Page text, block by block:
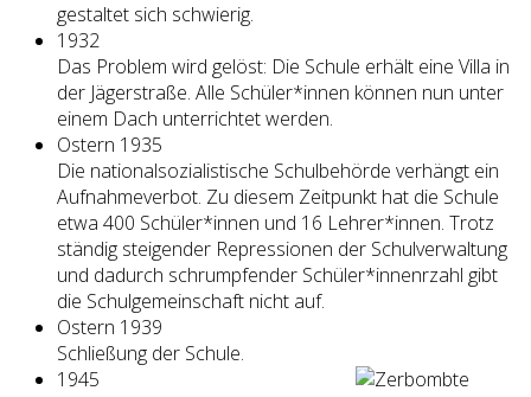
gestaltet sich schwierig.
1932
Das Problem wird gelöst: Die Schule erhält eine Villa in
der Jägerstraße. Alle Schüler*innen können nun unter
einem Dach unterrichtet werden.
Ostern 1935
Die nationalsozialistische Schulbehörde verhängt ein
Aufnahmeverbot. Zu diesem Zeitpunkt hat die Schule
etwa 400 Schüler*innen und 16 Lehrer*innen. Trotz
ständig steigender Repressionen der Schulverwaltung
und dadurch schrumpfender Schüler*innenrzahl gibt
die Schulgemeinschaft nicht auf.
Ostern 1939
Schließung der Schule.
1945